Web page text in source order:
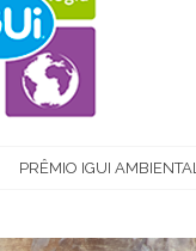
PRÊMIO IGUI AMBIENTAL